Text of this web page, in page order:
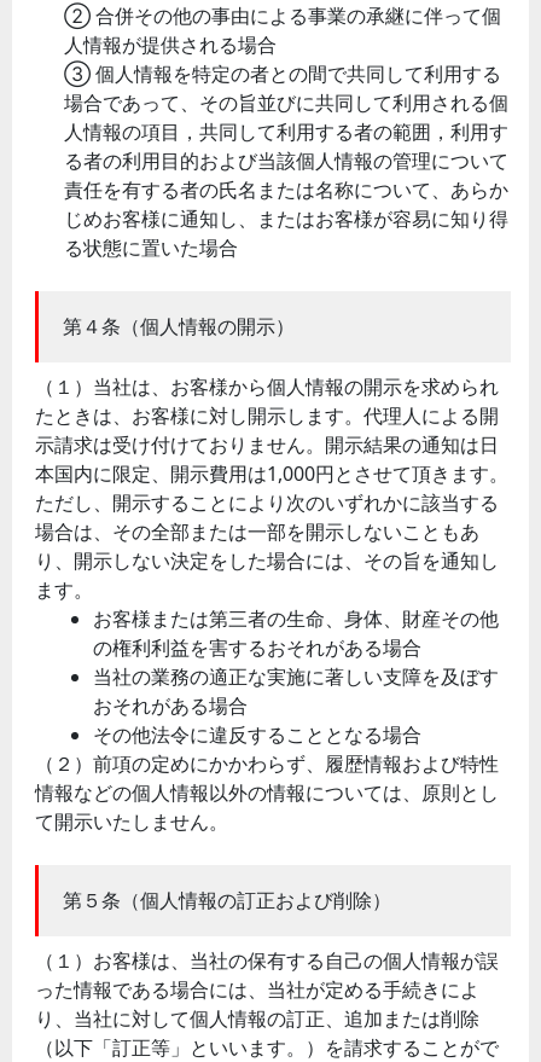
② 合併その他の事由による事業の承継に伴って個
人情報が提供される場合
③ 個人情報を特定の者との間で共同して利用する
場合であって、その旨並びに共同して利用される個
人情報の項目，共同して利用する者の範囲，利用す
る者の利用目的および当該個人情報の管理について
責任を有する者の氏名または名称について、あらか
じめお客様に通知し、またはお客様が容易に知り得
る状態に置いた場合
第４条（個人情報の開示）
（１）当社は、お客様から個人情報の開示を求められ
たときは、お客様に対し開示します。代理人による開
示請求は受け付けておりません。開示結果の通知は日
本国内に限定、開示費用は1,000円とさせて頂きます。
ただし、開示することにより次のいずれかに該当する
場合は、その全部または一部を開示しないこともあ
り、開示しない決定をした場合には、その旨を通知し
ます。
お客様または第三者の生命、身体、財産その他
の権利利益を害するおそれがある場合
当社の業務の適正な実施に著しい支障を及ぼす
おそれがある場合
その他法令に違反することとなる場合
（２）前項の定めにかかわらず、履歴情報および特性
情報などの個人情報以外の情報については、原則とし
て開示いたしません。
第５条（個人情報の訂正および削除）
（１）お客様は、当社の保有する自己の個人情報が誤
った情報である場合には、当社が定める手続きによ
り、当社に対して個人情報の訂正、追加または削除
（以下「訂正等」といいます。）を請求することがで